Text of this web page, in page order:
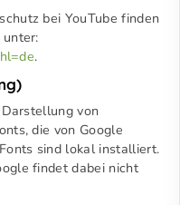
bei YouTube finden
.
von
die von Google
sind lokal installiert.
findet dabei nicht